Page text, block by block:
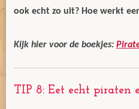
ook echt zo uit? Hoe werkt
Kijk hier voor de boekjes:
TIP 8: Eet echt piraten